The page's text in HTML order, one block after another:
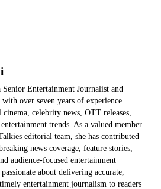
Senior Entertainment Journalist and
over seven years of experience
celebrity news, OTT releases,
trends. As a valued member
editorial team, she has contributed
news coverage, feature stories,
audience-focused entertainment
about delivering accurate,
entertainment journalism to readers